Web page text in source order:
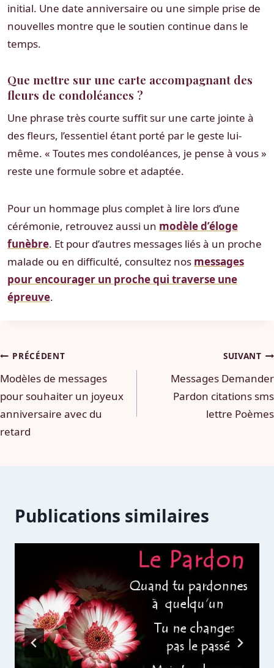
initial. Une date anniversaire ou une simple prise de
nouvelles montre que le soutien continue dans le
temps.
Que mettre sur une carte accompagnant des
fleurs de condoléances ?
Une phrase très courte suffit sur une carte jointe à
des fleurs, l’essentiel étant porté par le geste lui-
même. « Toutes mes condoléances, je pense à vous »
reste une formule sobre et adaptée.
Pour un hommage plus complet à lire lors d’une
cérémonie, retrouvez aussi un modèle d’éloge
funèbre. Et pour d’autres messages liés à un proche
malade ou en difficulté, consultez nos messages
pour encourager un proche qui traverse une
épreuve.
Navigation
de
l’article
PRÉCÉDENT
Modèles de messages
pour souhaiter un joyeux
anniversaire avec du
retard
SUIVANT
Messages Demander
Pardon citations sms
lettre Poèmes
Publications similaires